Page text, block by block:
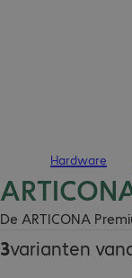
Hardware
De ARTICONA
3varianten
€ 4,83